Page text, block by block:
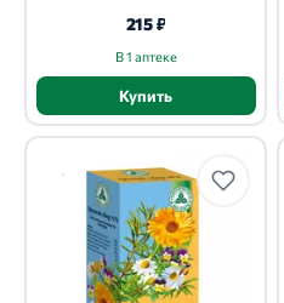
215 ₽
В 1 аптеке
Купить